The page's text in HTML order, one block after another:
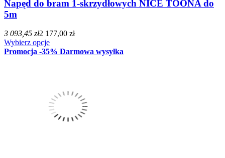
Napęd do bram 1-skrzydłowych NICE TOONA do
5m
3 093,45 zł2 177,00 zł
Wybierz opcje
Promocja -35% Darmowa wysyłka